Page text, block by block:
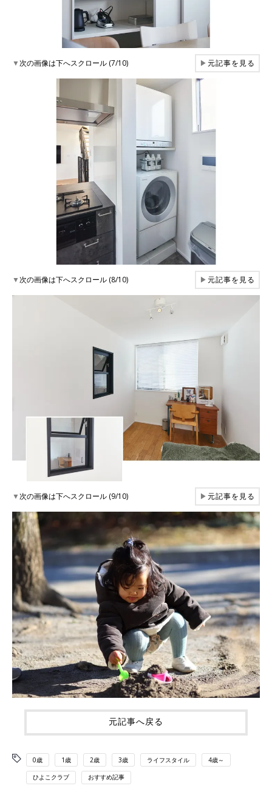
▼次の画像は下へスクロール (7/10) ▶元記事を見る
▼次の画像は下へスクロール (8/10) ▶元記事を見る
▼次の画像は下へスクロール (9/10) ▶元記事を見る
元記事へ戻る
0歳 1歳 2歳 3歳 ライフスタイル 4歳～
ひよこクラブ おすすめ記事